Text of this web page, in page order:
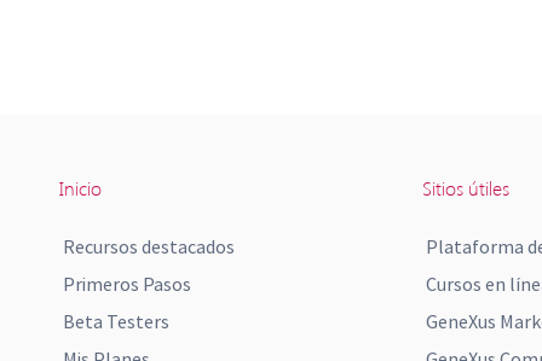
Inicio
Recursos destacados
Primeros Pasos
Beta Testers
Sitios útiles
Plataforma
Cursos en
GeneXus